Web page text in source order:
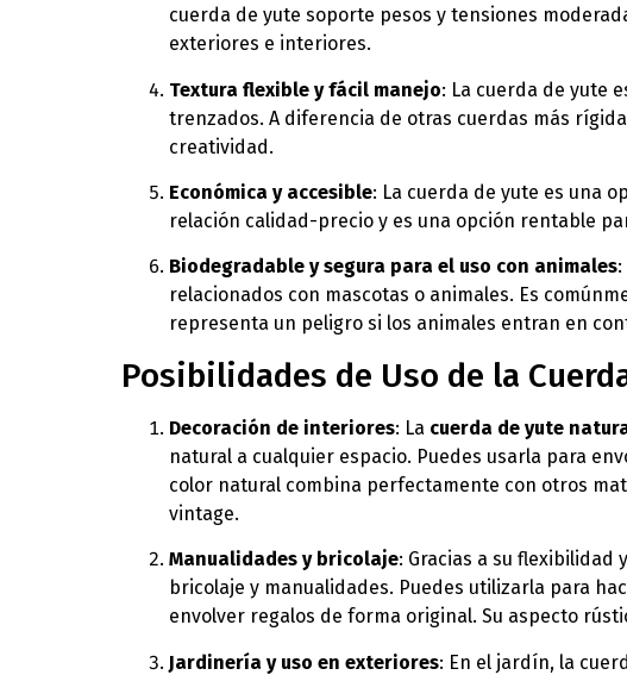
cuerda de yute soporte pesos y tensiones
exteriores e interiores.
Textura flexible y fácil manejo: La cuerda de yute
trenzados. A diferencia de otras cuerdas más
creatividad.
Económica y accesible: La cuerda de yute es una
relación calidad-precio y es una opción rentable
Biodegradable y segura para el uso con animales
relacionados con mascotas o animales. Es
representa un peligro si los animales entran en
Posibilidades de Uso de la
Decoración de interiores: La cuerda de yute
natural a cualquier espacio. Puedes usarla para
color natural combina perfectamente con otros
vintage.
Manualidades y bricolaje: Gracias a su
bricolaje y manualidades. Puedes utilizarla para
envolver regalos de forma original. Su aspecto
Jardinería y uso en exteriores: En el jardín, la